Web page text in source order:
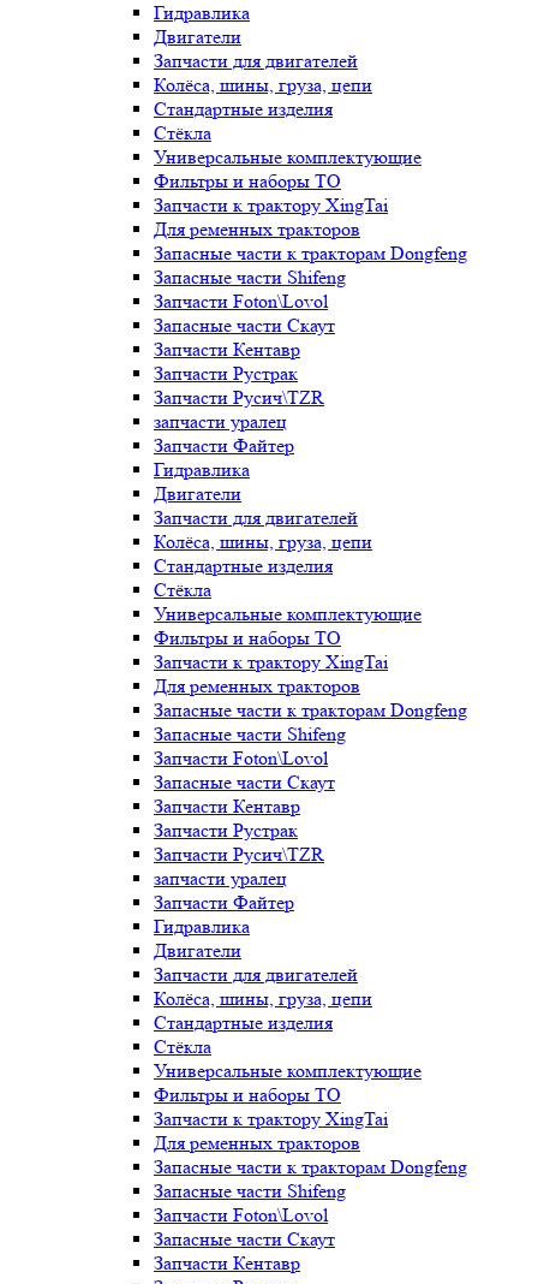
Гидравлика
Двигатели
Запчасти для двигателей
Колёса, шины, груза, цепи
Стандартные изделия
Стёкла
Универсальные комплектующие
Фильтры и наборы ТО
Запчасти к трактору XingTai
Для ременных тракторов
Запасные части к тракторам Dongfeng
Запасные части Shifeng
Запчасти Foton\Lovol
Запасные части Скаут
Запчасти Кентавр
Запчасти Рустрак
Запчасти Русич\TZR
запчасти уралец
Запчасти Файтер
Гидравлика
Двигатели
Запчасти для двигателей
Колёса, шины, груза, цепи
Стандартные изделия
Стёкла
Универсальные комплектующие
Фильтры и наборы ТО
Запчасти к трактору XingTai
Для ременных тракторов
Запасные части к тракторам Dongfeng
Запасные части Shifeng
Запчасти Foton\Lovol
Запасные части Скаут
Запчасти Кентавр
Запчасти Рустрак
Запчасти Русич\TZR
запчасти уралец
Запчасти Файтер
Гидравлика
Двигатели
Запчасти для двигателей
Колёса, шины, груза, цепи
Стандартные изделия
Стёкла
Универсальные комплектующие
Фильтры и наборы ТО
Запчасти к трактору XingTai
Для ременных тракторов
Запасные части к тракторам Dongfeng
Запасные части Shifeng
Запчасти Foton\Lovol
Запасные части Скаут
Запчасти Кентавр